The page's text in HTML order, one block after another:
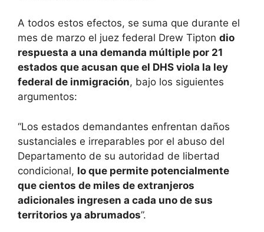
A todos estos efectos, se suma que durante el
mes de marzo el juez federal Drew Tipton dio
respuesta a una demanda múltiple por 21
estados que acusan que el DHS viola la ley
federal de inmigración, bajo los siguientes
argumentos:
“Los estados demandantes enfrentan daños
sustanciales e irreparables por el abuso del
Departamento de su autoridad de libertad
condicional, lo que permite potencialmente
que cientos de miles de extranjeros
adicionales ingresen a cada uno de sus
territorios ya abrumados”.